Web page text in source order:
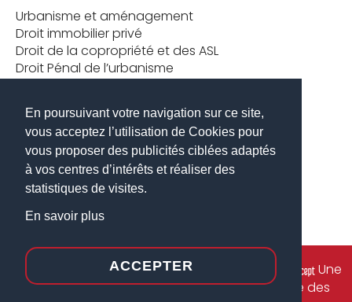
En poursuivant votre navigation sur ce site,
vous acceptez l’utilisation de Cookies pour
vous proposer des publicités ciblées adaptés
à vos centres d’intérêts et réaliser des
statistiques de visites.
En savoir plus
ACCEPTER
Urbanisme et aménagement
Droit immobilier privé
Droit de la copropriété et des ASL
Droit Pénal de l’urbanisme
CONTACT
Tel. :
+ 33 1 85 09 69 35
E-mail :contact@vld-avocats.com
Adresse : 15 rue Bouchut 75015 Paris
Mentions légalesI @2023 - Réalisé par
Une
solution de communication unique au service des